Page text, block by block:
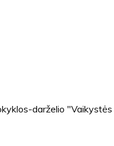
darželio "Vaikystės